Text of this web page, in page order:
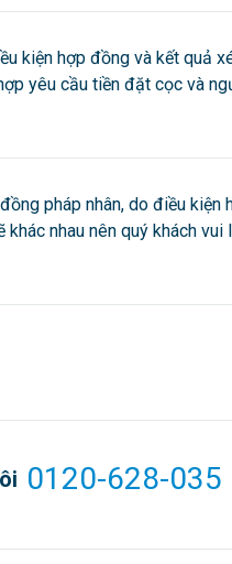
kiện hợp đồng và kết quả
yêu cầu tiền đặt cọc và
pháp nhân, do điều kiện
khác nhau nên quý khách vui
0120-628-035